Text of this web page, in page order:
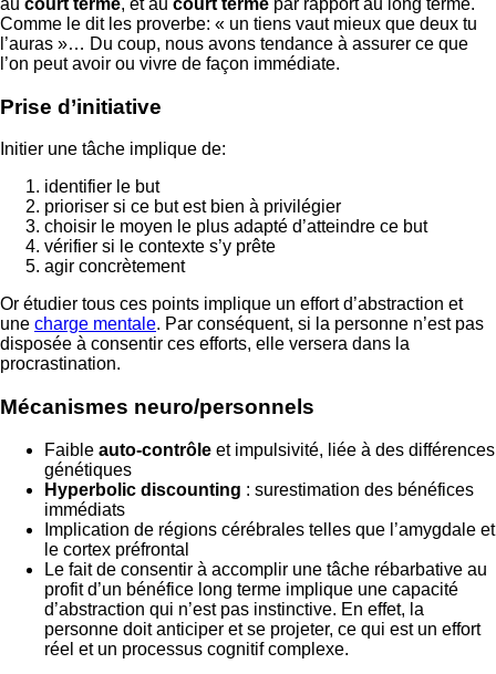
Comme le dit les proverbe: « un tiens vaut mieux que deux tu
l’auras »… Du coup, nous avons tendance à assurer ce que
l’on peut avoir ou vivre de façon immédiate.
Prise d’initiative
Initier une tâche implique de:
identifier le but
prioriser si ce but est bien à privilégier
choisir le moyen le plus adapté d’atteindre ce but
vérifier si le contexte s’y prête
agir concrètement
Or étudier tous ces points implique un effort d’abstraction et
une charge mentale. Par conséquent, si la personne n’est pas
disposée à consentir ces efforts, elle versera dans la
procrastination.
Mécanismes neuro/personnels
Faible auto‑contrôle et impulsivité, liée à des différences
génétiques
Hyperbolic discounting : surestimation des bénéfices
immédiats
Implication de régions cérébrales telles que l’amygdale et
le cortex préfrontal
Le fait de consentir à accomplir une tâche rébarbative au
profit d’un bénéfice long terme implique une capacité
d’abstraction qui n’est pas instinctive. En effet, la
personne doit anticiper et se projeter, ce qui est un effort
réel et un processus cognitif complexe.